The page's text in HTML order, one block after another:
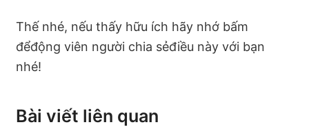
Thế nhé, nếu thấy hữu ích hãy nhớ bấm
đểđộng viên người chia sẻđiều này với bạn
nhé!
Bài viết liên quan